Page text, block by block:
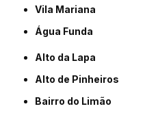
Vila Mariana
Água Funda
Alto da Lapa
Alto de Pinheiros
Bairro do Limão